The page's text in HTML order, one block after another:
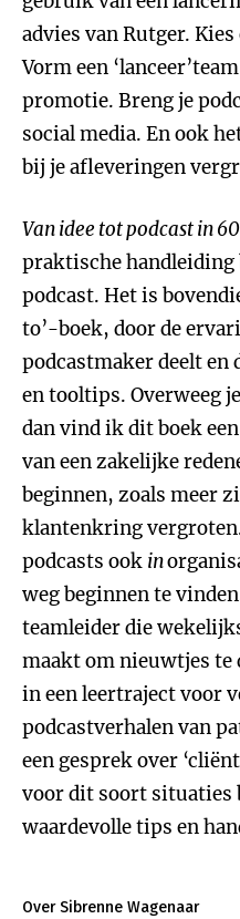
advies van Rutger.
Vorm een
promotie. Breng je
social media. En ook
bij je afleveringen
Van idee tot podcast in
praktische handleiding
podcast. Het is
to’-boek, door de
podcastmaker deelt
en tooltips. Overweeg
dan vind ik dit boek
van een zakelijke
beginnen, zoals meer
klantenkring
podcasts ook in
weg beginnen te
teamleider die
maakt om nieuwtjes te
in een leertraject voor
podcastverhalen van
een gesprek over
voor dit soort situaties
waardevolle tips en
Over Sibrenne Wagenaar